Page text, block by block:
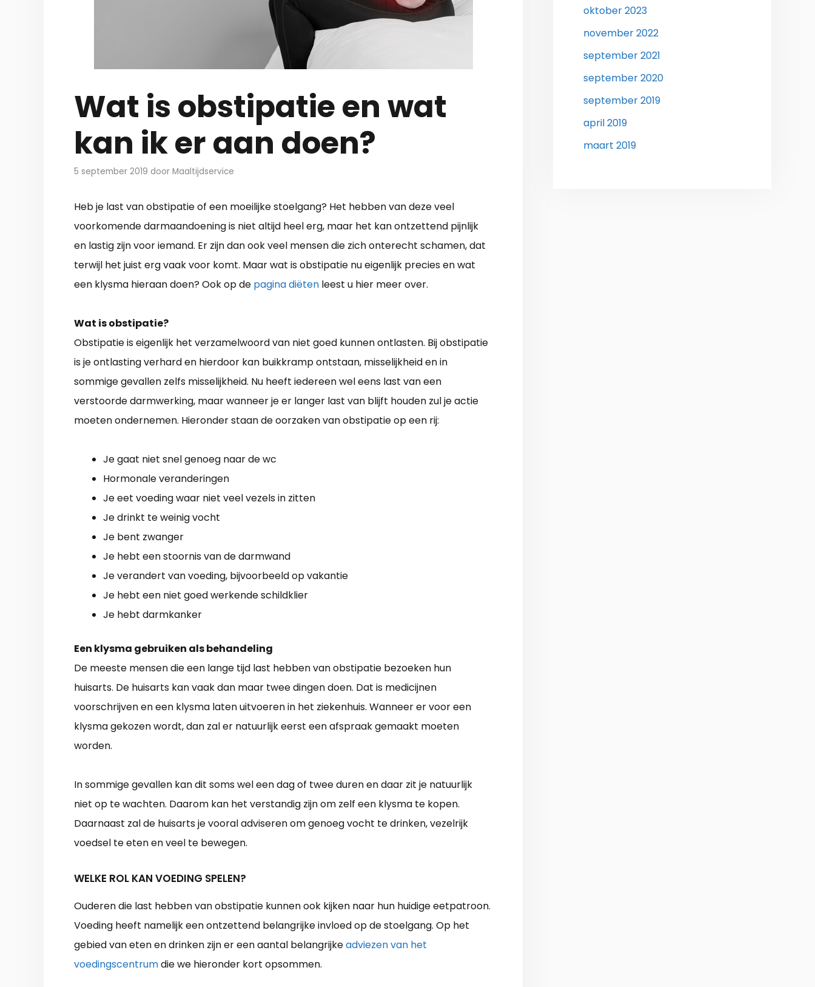
Wat is obstipatie en wat
kan ik er aan doen?
5 september 2019 door Maaltijdservice
Heb je last van obstipatie of een moeilijke stoelgang? Het hebben van deze veel
voorkomende darmaandoening is niet altijd heel erg, maar het kan ontzettend pijnlijk
en lastig zijn voor iemand. Er zijn dan ook veel mensen die zich onterecht schamen, dat
terwijl het juist erg vaak voor komt. Maar wat is obstipatie nu eigenlijk precies en wat
een klysma hieraan doen? Ook op de pagina diëten leest u hier meer over.
Wat is obstipatie?
Obstipatie is eigenlijk het verzamelwoord van niet goed kunnen ontlasten. Bij obstipatie
is je ontlasting verhard en hierdoor kan buikkramp ontstaan, misselijkheid en in
sommige gevallen zelfs misselijkheid. Nu heeft iedereen wel eens last van een
verstoorde darmwerking, maar wanneer je er langer last van blijft houden zul je actie
moeten ondernemen. Hieronder staan de oorzaken van obstipatie op een rij:
Je gaat niet snel genoeg naar de wc
Hormonale veranderingen
Je eet voeding waar niet veel vezels in zitten
Je drinkt te weinig vocht
Je bent zwanger
Je hebt een stoornis van de darmwand
Je verandert van voeding, bijvoorbeeld op vakantie
Je hebt een niet goed werkende schildklier
Je hebt darmkanker
Een klysma gebruiken als behandeling
De meeste mensen die een lange tijd last hebben van obstipatie bezoeken hun
huisarts. De huisarts kan vaak dan maar twee dingen doen. Dat is medicijnen
voorschrijven en een klysma laten uitvoeren in het ziekenhuis. Wanneer er voor een
klysma gekozen wordt, dan zal er natuurlijk eerst een afspraak gemaakt moeten
worden.
In sommige gevallen kan dit soms wel een dag of twee duren en daar zit je natuurlijk
niet op te wachten. Daarom kan het verstandig zijn om zelf een klysma te kopen.
Daarnaast zal de huisarts je vooral adviseren om genoeg vocht te drinken, vezelrijk
voedsel te eten en veel te bewegen.
WELKE ROL KAN VOEDING SPELEN?
Ouderen die last hebben van obstipatie kunnen ook kijken naar hun huidige eetpatroon.
Voeding heeft namelijk een ontzettend belangrijke invloed op de stoelgang. Op het
gebied van eten en drinken zijn er een aantal belangrijkeadviezen van het
voedingscentrumdie we hieronder kort opsommen.
oktober 2023
november 2022
september 2021
september 2020
september 2019
april 2019
maart 2019